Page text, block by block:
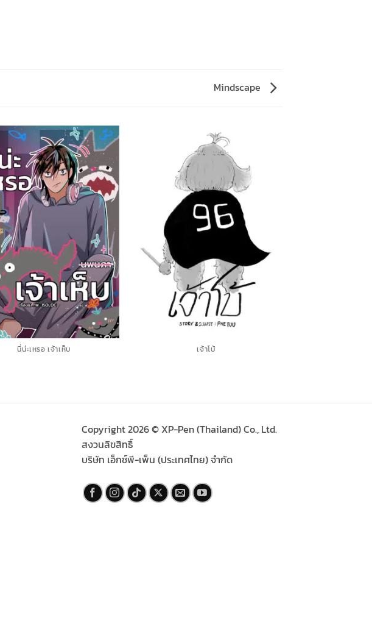
Mindscape
นี่น่ะเหรอ เจ้าเห็บ เจ้าโบ้
Copyright 2026 © XP-Pen (Thailand) Co., Ltd.
สงวนลิขสิทธิ์
บริษัท เอ็กซ์พี-เพ็น (ประเทศไทย) จำกัด